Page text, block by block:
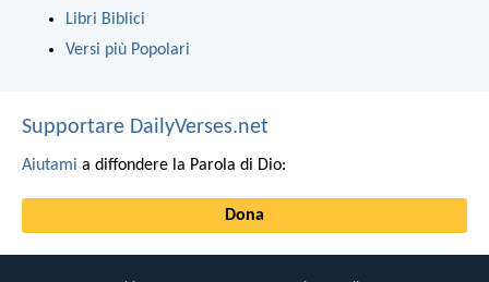
Libri Biblici
Versi più Popolari
Supportare DailyVerses.net
Aiutami a diffondere la Parola di Dio:
Dona